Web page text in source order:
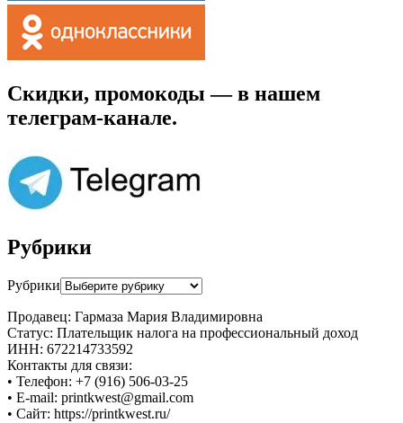
Скидки, промокоды — в нашем
телеграм-канале.
Рубрики
Рубрики
Продавец: Гармаза Мария Владимировна
Статус: Плательщик налога на профессиональный доход
ИНН: 672214733592
Контакты для связи:
• Телефон: +7 (916) 506-03-25
• E-mail: printkwest@gmail.com
• Сайт: https://printkwest.ru/